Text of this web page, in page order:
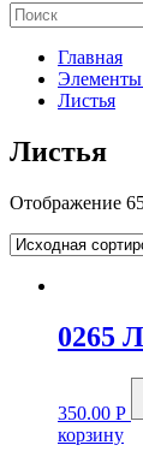
Главная
Элементы
Листья
Листья
Отображение
0265
350.00 Р
корзину